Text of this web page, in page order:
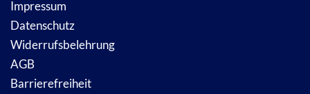
Impressum
Datenschutz
Widerrufsbelehrung
AGB
Barrierefreiheit